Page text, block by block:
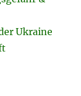
Ukraine